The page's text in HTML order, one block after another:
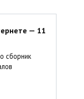
— 11
сборник